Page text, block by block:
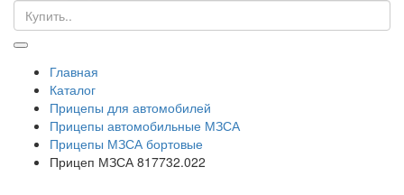
Главная
Каталог
Прицепы для автомобилей
Прицепы автомобильные МЗСА
Прицепы МЗСА бортовые
Прицеп МЗСА 817732.022